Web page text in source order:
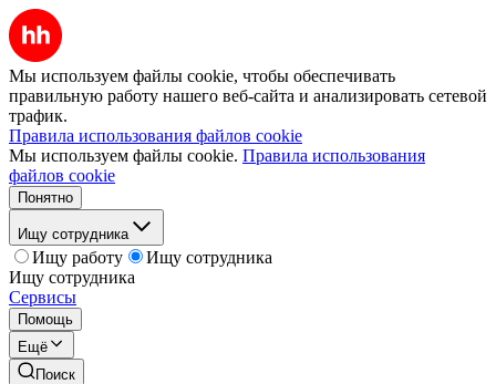
Мы используем файлы cookie, чтобы обеспечивать
правильную работу нашего веб-сайта и анализировать сетевой
трафик.
Правила использования файлов cookie
Мы используем файлы cookie. Правила использования
файлов cookie
Понятно
Ищу сотрудника
Ищу работу
Ищу сотрудника
Ищу сотрудника
Сервисы
Помощь
Ещё
Поиск